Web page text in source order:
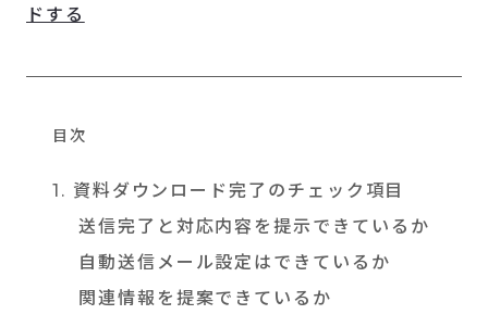
ドする
目次
1. 資料ダウンロード完了のチェック項目
送信完了と対応内容を提示できているか
自動送信メール設定はできているか
関連情報を提案できているか